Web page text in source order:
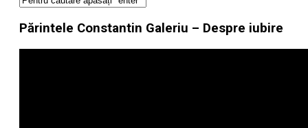
Părintele Constantin Galeriu – Despre iubire